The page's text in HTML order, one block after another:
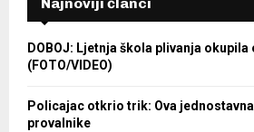
Najnoviji članci
DOBOJ: Ljetnja škola plivanja
(FOTO/VIDEO)
Policajac otkrio trik: Ova
provalnike